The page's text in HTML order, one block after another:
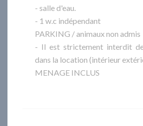
- salle d'eau.
- 1 w.c indépendant
PARKING / animaux non admis
- Il est strictement interdit
dans la location (intérieur
MENAGE INCLUS